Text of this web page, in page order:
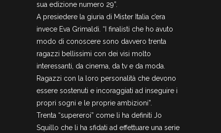
sua edizione numero 29”.
A presiedere la giuria di Mister Italia c’era
invece Eva Grimaldi. “I finalisti che ho avuto
modo di conoscere sono davvero trenta
ragazzi bellissimi con dei visi molto
interessanti, da cinema, da tv e da moda.
Ragazzi con la loro personalità che devono
essere sostenuti e incoraggiati ad inseguire i
propri sogni e le proprie ambizioni”.
Trenta “supereroi” come li ha definiti Jo
Squillo che li ha sfidati ad effettuare una serie